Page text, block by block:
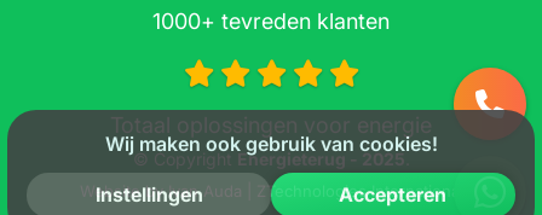
1000+ tevreden klanten
Totaal oplossingen voor energie
© Copyright Energieterug - 2025
Website byIvan Auda | ZTechnologies International
Wij maken ook gebruik van cookies!
Instellingen Accepteren